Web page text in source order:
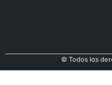
© Todos los